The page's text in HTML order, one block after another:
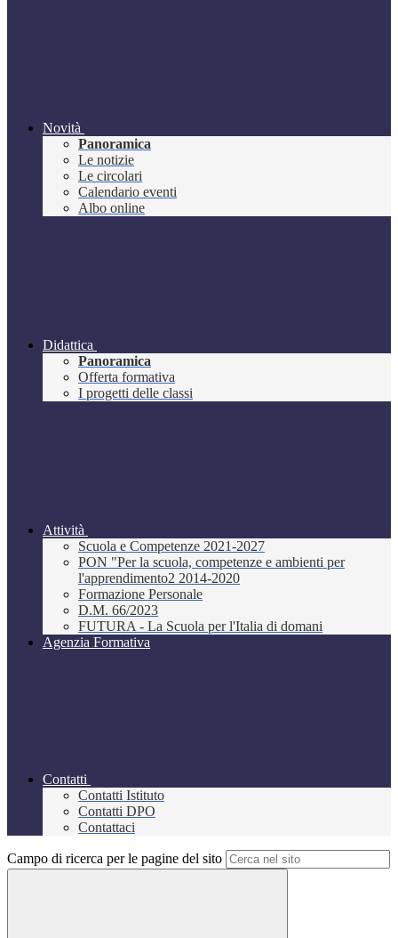
Novità
Panoramica
Le notizie
Le circolari
Calendario eventi
Albo online
Didattica
Panoramica
Offerta formativa
I progetti delle classi
Attività
Scuola e Competenze 2021-2027
PON "Per la scuola, competenze e ambienti per
l'apprendimento2 2014-2020
Formazione Personale
D.M. 66/2023
FUTURA - La Scuola per l'Italia di domani
Agenzia Formativa
Contatti
Contatti Istituto
Contatti DPO
Contattaci
Campo di ricerca per le pagine del sito